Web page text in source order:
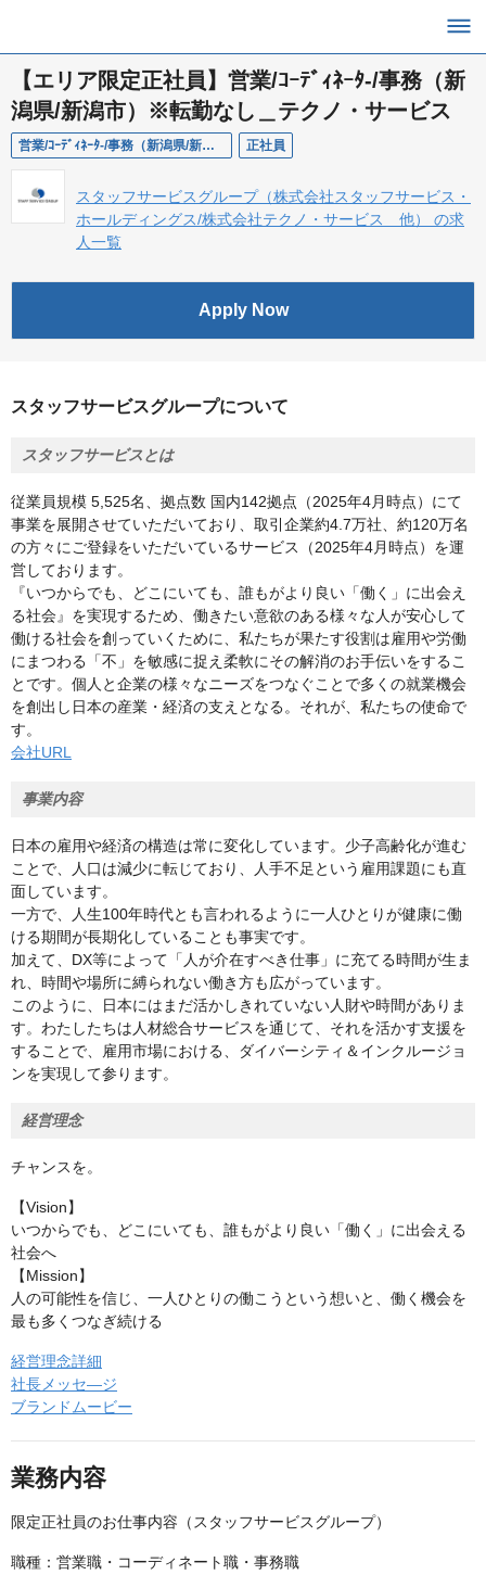
【エリア限定正社員】営業/ｺｰﾃﾞｨﾈｰﾀ-/事務（新
潟県/新潟市）※転勤なし＿テクノ・サービス
営業/ｺｰﾃﾞｨﾈｰﾀ-/事務（新潟県/新潟市）※転勤なし 正社員
スタッフサービスグループ（株式会社スタッフサービス・
ホールディングス/株式会社テクノ・サービス 他） の求
人一覧
Apply Now
スタッフサービスグループについて
スタッフサービスとは
従業員規模 5,525名、拠点数 国内142拠点（2025年4月時点）にて
事業を展開させていただいており、取引企業約4.7万社、約120万名
の方々にご登録をいただいているサービス（2025年4月時点）を運
営しております。
『いつからでも、どこにいても、誰もがより良い「働く」に出会え
る社会』を実現するため、働きたい意欲のある様々な人が安心して
働ける社会を創っていくために、私たちが果たす役割は雇用や労働
にまつわる「不」を敏感に捉え柔軟にその解消のお手伝いをするこ
とです。個人と企業の様々なニーズをつなぐことで多くの就業機会
を創出し日本の産業・経済の支えとなる。それが、私たちの使命で
す。
会社URL
事業内容
日本の雇用や経済の構造は常に変化しています。少子高齢化が進む
ことで、人口は減少に転じており、人手不足という雇用課題にも直
面しています。
一方で、人生100年時代とも言われるように一人ひとりが健康に働
ける期間が⾧期化していることも事実です。
加えて、DX等によって「人が介在すべき仕事」に充てる時間が生ま
れ、時間や場所に縛られない働き方も広がっています。
このように、日本にはまだ活かしきれていない人財や時間がありま
す。わたしたちは人材総合サービスを通じて、それを活かす支援を
することで、雇用市場における、ダイバーシティ＆インクルージョ
ンを実現して参ります。
経営理念
チャンスを。
【Vision】
いつからでも、どこにいても、誰もがより良い「働く」に出会える
社会へ
【Mission】
人の可能性を信じ、一人ひとりの働こうという想いと、働く機会を
最も多くつなぎ続ける
経営理念詳細
社長メッセ―ジ
ブランドムービー
業務内容
限定正社員のお仕事内容（スタッフサービスグループ）
職種：営業職・コーディネート職・事務職